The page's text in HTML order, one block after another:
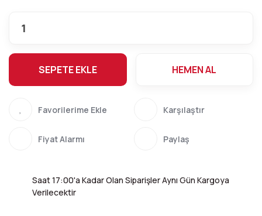
SEPETE EKLE HEMEN AL
Karşılaştır
Fiyat Alarmı Paylaş
Saat 17:00'a Kadar Olan Siparişler Aynı Gün Kargoya
Verilecektir